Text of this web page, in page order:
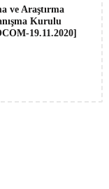
ve Araştırma
Kurulu
19.11.2020]